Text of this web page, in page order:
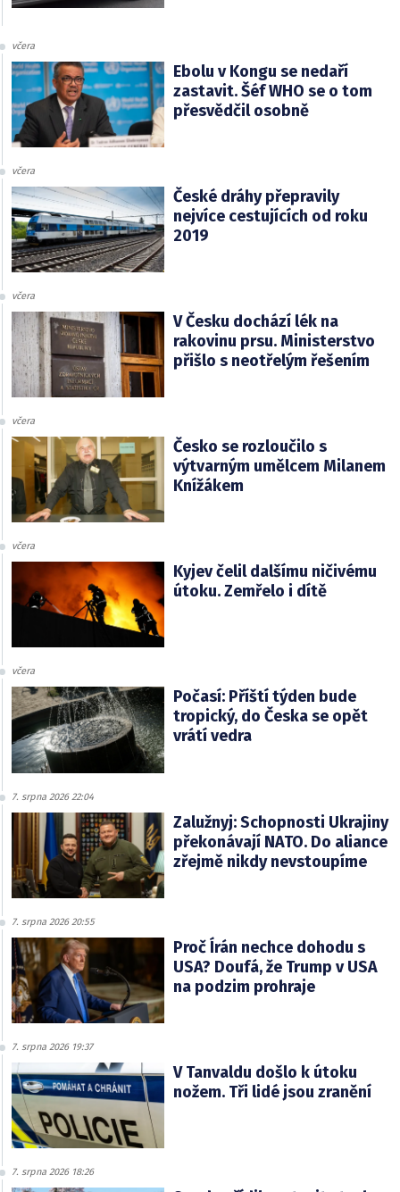
včera
Ebolu v Kongu se nedaří
zastavit. Šéf WHO se o tom
přesvědčil osobně
včera
České dráhy přepravily
nejvíce cestujících od roku
2019
včera
V Česku dochází lék na
rakovinu prsu. Ministerstvo
přišlo s neotřelým řešením
včera
Česko se rozloučilo s
výtvarným umělcem Milanem
Knížákem
včera
Kyjev čelil dalšímu ničivému
útoku. Zemřelo i dítě
včera
Počasí: Příští týden bude
tropický, do Česka se opět
vrátí vedra
7. srpna 2026 22:04
Zalužnyj: Schopnosti Ukrajiny
překonávají NATO. Do aliance
zřejmě nikdy nevstoupíme
7. srpna 2026 20:55
Proč Írán nechce dohodu s
USA? Doufá, že Trump v USA
na podzim prohraje
7. srpna 2026 19:37
V Tanvaldu došlo k útoku
nožem. Tři lidé jsou zranění
7. srpna 2026 18:26